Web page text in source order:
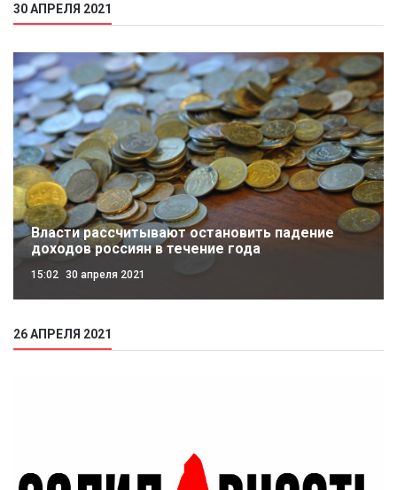
30 АПРЕЛЯ 2021
Власти рассчитывают остановить падение
доходов россиян в течение года
15:02 30 апреля 2021
26 АПРЕЛЯ 2021